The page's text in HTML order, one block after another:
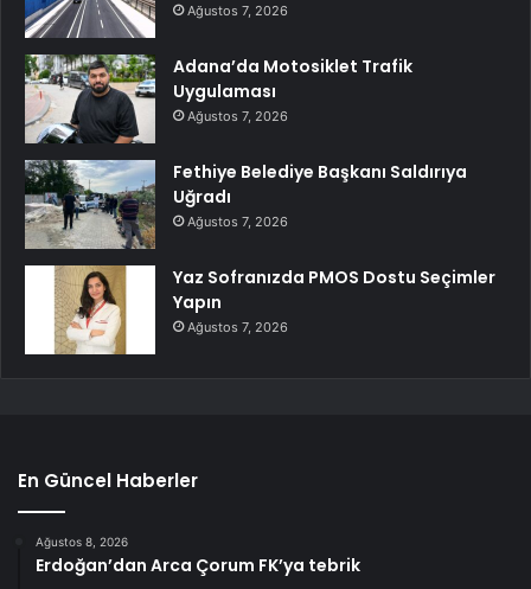
Ağustos 7, 2026
Adana’da Motosiklet Trafik
Uygulaması
Ağustos 7, 2026
Fethiye Belediye Başkanı Saldırıya
Uğradı
Ağustos 7, 2026
Yaz Sofranızda PMOS Dostu Seçimler
Yapın
Ağustos 7, 2026
En Güncel Haberler
Ağustos 8, 2026
Erdoğan’dan Arca Çorum FK’ya tebrik